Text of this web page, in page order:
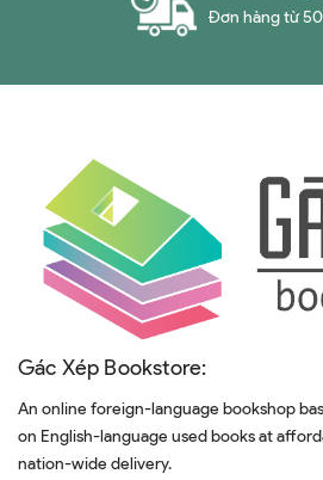
Đơn hàng từ
Gác Xép Bookstore:
An online foreign-language bookshop
on English-language used books at
nation-wide delivery.